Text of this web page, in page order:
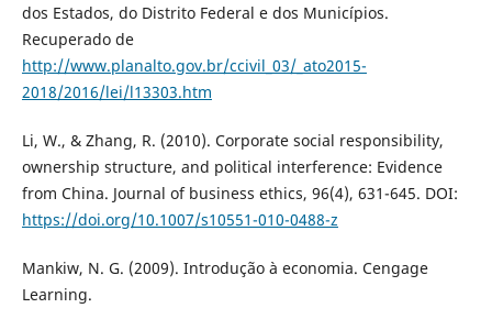
dos Estados, do Distrito Federal e dos Municípios.
Recuperado de
http://www.planalto.gov.br/ccivil_03/_ato2015-
2018/2016/lei/l13303.htm
Li, W., & Zhang, R. (2010). Corporate social responsibility,
ownership structure, and political interference: Evidence
from China. Journal of business ethics, 96(4), 631-645. DOI:
https://doi.org/10.1007/s10551-010-0488-z
Mankiw, N. G. (2009). Introdução à economia. Cengage
Learning.